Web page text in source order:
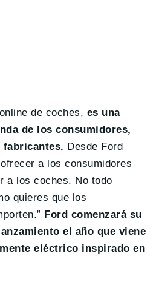
de coches, es una
de los consumidores,
fabricantes. Desde Ford
a los consumidores
a los coches. No todo
quieres que los
Ford comenzará su
el año que viene
eléctrico inspirado en